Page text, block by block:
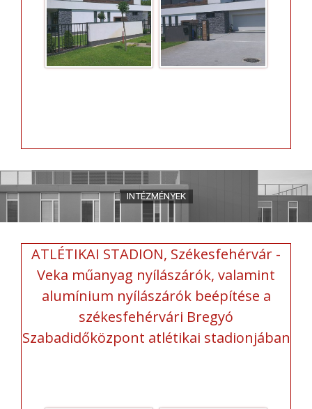
ATLÉTIKAI STADION, Székesfehérvár -
Veka műanyag nyílászárók, valamint
alumínium nyílászárók beépítése a
székesfehérvári Bregyó
Szabadidőközpont atlétikai stadionjában